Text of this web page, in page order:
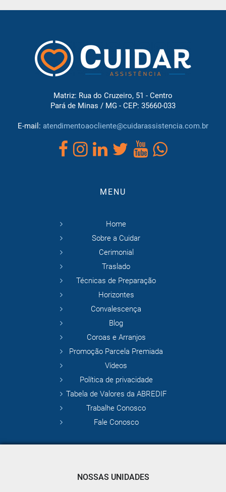
Matriz: Rua do Cruzeiro, 51 - Centro
Pará de Minas / MG - CEP: 35660-033
E-mail: atendimentoaocliente@cuidarassistencia.com.br
MENU
Home
Sobre a Cuidar
Cerimonial
Traslado
Técnicas de Preparação
Horizontes
Convalescença
Blog
Coroas e Arranjos
Promoção Parcela Premiada
Vídeos
Política de privacidade
Tabela de Valores da ABREDIF
Trabalhe Conosco
Fale Conosco
NOSSAS UNIDADES